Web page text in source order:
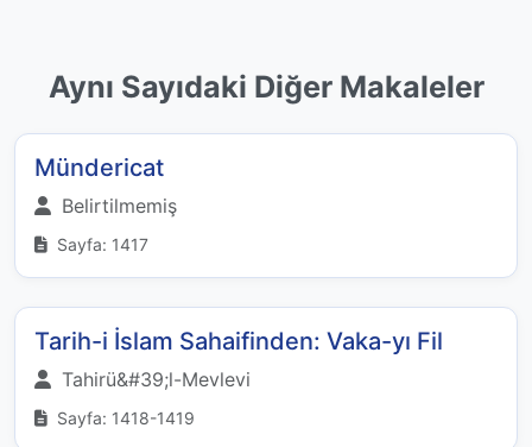
Aynı Sayıdaki Diğer Makaleler
Mündericat
Belirtilmemiş
Sayfa: 1417
Tarih-i İslam Sahaifinden: Vaka-yı Fil
Tahirü&#39;l-Mevlevi
Sayfa: 1418-1419